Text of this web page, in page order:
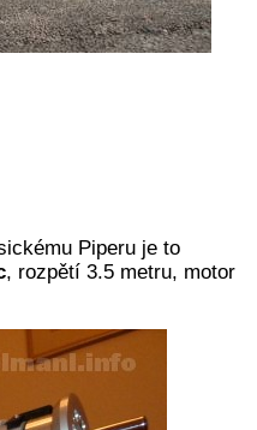
Piperu je to
, rozpětí 3.5 metru, motor